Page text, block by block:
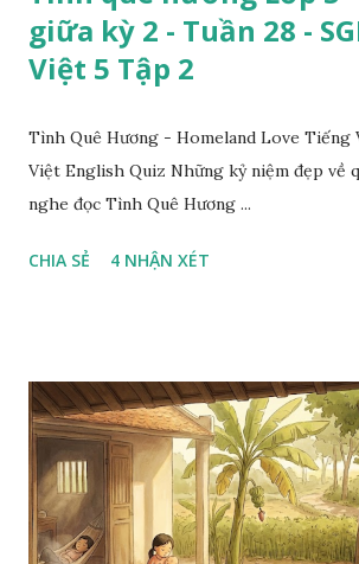
giữa kỳ 2 - Tuần 28 -
Việt 5 Tập 2
Tình Quê Hương - Homeland Love Tiếng
Việt English Quiz Những kỷ niệm đẹp về
nghe đọc Tình Quê Hương ...
CHIA SẺ 4 NHẬN XÉT